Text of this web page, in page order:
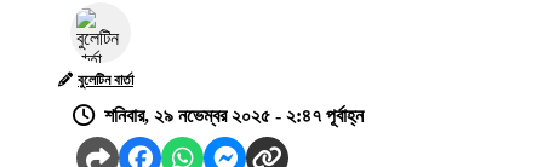
বুলেটিন বার্তা
শনিবার, ২৯ নভেম্বর ২০২৫ - ২:৪৭ পূর্বাহ্ন